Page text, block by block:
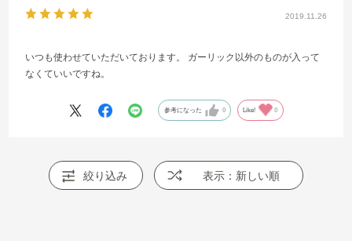
2019.11.26
いつも使わせていただいております。 ガーリック以外のものが入って
なくていいですね。
参考になった 0 Like! 0
絞り込み 表示：新しい順